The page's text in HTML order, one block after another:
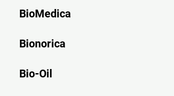
BioMedica
Bionorica
Bio-Oil